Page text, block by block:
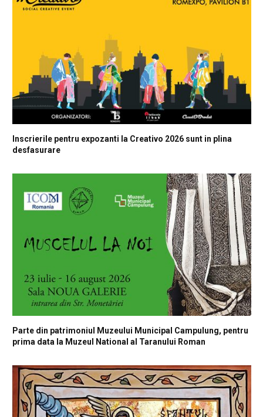
Inscrierile pentru expozanti la Creativo 2026 sunt in plina
desfasurare
Parte din patrimoniul Muzeului Municipal Campulung, pentru
prima data la Muzeul National al Taranului Roman